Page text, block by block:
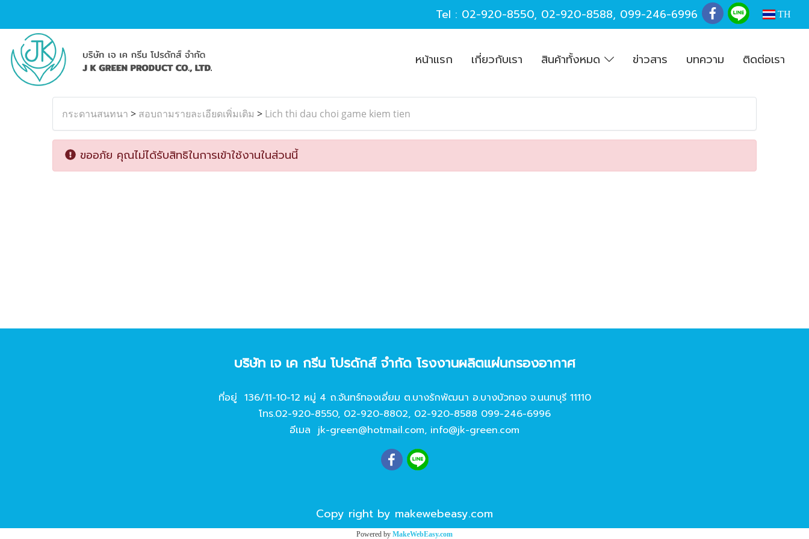
Tel : 02-920-8550, 02-920-8588, 099-246-6996 TH
หน้าแรก เกี่ยวกับเรา สินค้าทั้งหมด ข่าวสาร บทความ ติดต่อเรา
กระดานสนทนา > สอบถามรายละเอียดเพิ่มเติม > Lich thi dau choi game kiem tien
ขออภัย คุณไม่ได้รับสิทธิในการเข้าใช้งานในส่วนนี้
บริษัท เจ เค กรีน โปรดักส์ จํากัด โรงงานผลิตแผ่นกรองอากาศ
ที่อยู่ 136/11-10-12 หมู่ 4 ถ.จันทร์ทองเอี่ยม ต.บางรักพัฒนา อ.บางบัวทอง จ.นนทบุรี 11110
โทร.02-920-8550, 02-920-8802, 02-920-8588 099-246-6996
อีเมล jk-green@hotmail.com, info@jk-green.com
Copy right by makewebeasy.com
Powered by MakeWebEasy.com